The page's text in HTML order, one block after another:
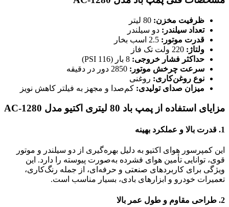
ظرفیت مخزن:
تعداد سیلندر: دو سیلندر
قدرت موتور:
ولتاژ:
حداکثر فشار خروجی:
سرعت چرخش موتور:
نوع روغن‌کاری: روغنی
میزان صدای تولیدی: کم‌صدا و مجهز به فیلتر کاهش نویز
مزایای استفاده از پمپ باد 80 لیتری اکتیو مدل AC-1280
1. قدرت بالا و عملکرد بهینه
این کمپرسور هوای اکتیو به دلیل بهره‌گیری از دو سیلندر و موتور
قوی، توانایی تأمین هوای فشرده به‌صورت پیوسته را دارد. این
ویژگی برای کاربردهای صنعتی و حرفه‌ای، از جمله رنگ‌کاری،
تعمیرات خودرو و ابزارهای بادی، بسیار مناسب است.
2. طراحی مقاوم و طول عمر بالا